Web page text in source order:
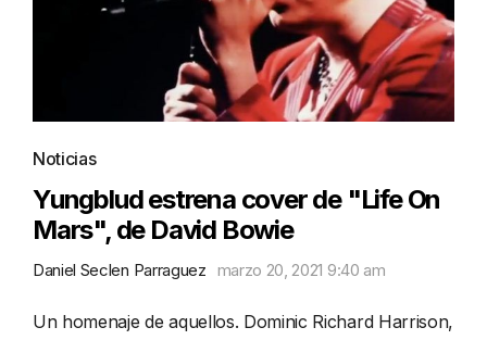
Noticias
Yungblud estrena cover de "Life On
Mars", de David Bowie
Daniel Seclen Parraguez marzo 20, 2021 9:40 am
Un homenaje de aquellos. Dominic Richard Harrison,